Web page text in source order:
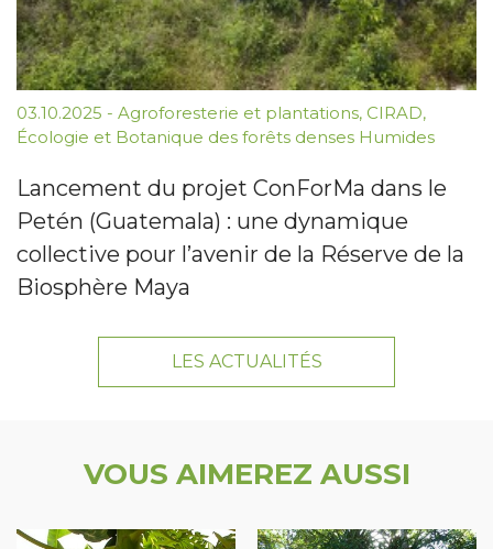
03.10.2025 - Agroforesterie et plantations, CIRAD,
Écologie et Botanique des forêts denses Humides
Lancement du projet ConForMa dans le
Petén (Guatemala) : une dynamique
collective pour l’avenir de la Réserve de la
Biosphère Maya
LES ACTUALITÉS
VOUS AIMEREZ AUSSI